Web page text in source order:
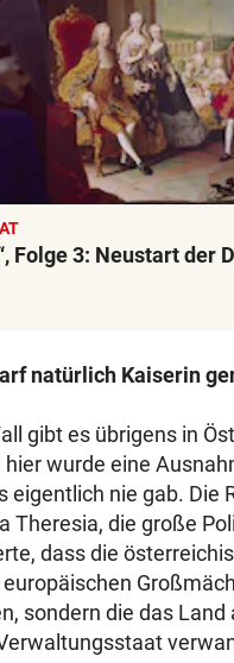
Folge 3: Neustart der
natürlich Kaiserin
gibt es übrigens in
wurde eine
eigentlich nie gab. Die
Theresia, die große
dass die
sondern die das Land